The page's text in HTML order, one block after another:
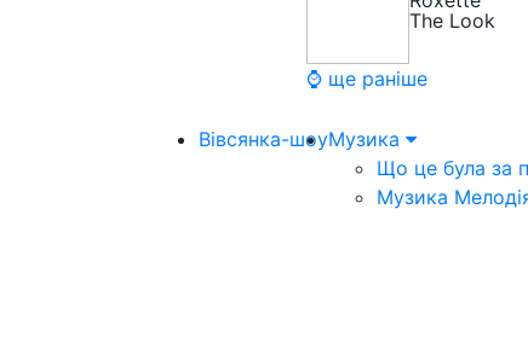
The Look
⌚ ще раніше
Вівсянка-шоуМузика
Що це була за
Музика